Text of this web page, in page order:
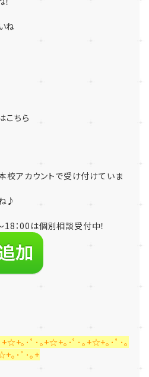
ね
こちら
校アカウントで受け付けていま
♪
：00は個別相談受付中！
｡･ﾟ･｡+☆+｡･ﾟ･｡+☆+｡･ﾟ･｡
｡･ﾟ･｡+